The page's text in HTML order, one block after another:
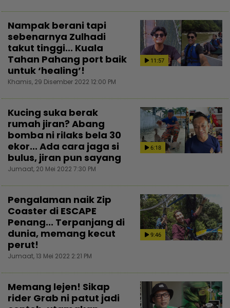
11:57
Nampak berani tapi
sebenarnya Zulhadi
takut tinggi... Kuala
Tahan Pahang port baik
untuk ‘healing’!
Khamis, 29 Disember 2022 12:00 PM
6:18
Kucing suka berak
rumah jiran? Abang
bomba ni rilaks bela 30
ekor... Ada cara jaga si
bulus, jiran pun sayang
Jumaat, 20 Mei 2022 7:30 PM
9:46
Pengalaman naik Zip
Coaster di ESCAPE
Penang... Terpanjang di
dunia, memang kecut
perut!
Jumaat, 13 Mei 2022 2:21 PM
Memang lejen! Sikap
rider Grab ni patut jadi